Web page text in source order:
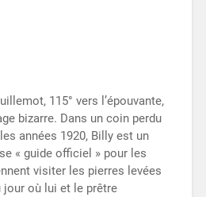
115° vers l’épouvante,
bizarre. Dans un coin perdu
années 1920, Billy est un
« guide officiel » pour les
visiter les pierres levées
jour où lui et le prêtre